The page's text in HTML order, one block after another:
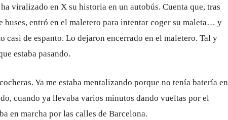
viralizado en X su historia en un autobús. Cuenta que, tras
buses, entró en el maletero para intentar coger su maleta… y
casi de espanto. Lo dejaron encerrado en el maletero. Tal y
estaba pasando.
Ya me estaba mentalizando porque no tenía batería en
cuando ya llevaba varios minutos dando vueltas por el
en marcha por las calles de Barcelona.